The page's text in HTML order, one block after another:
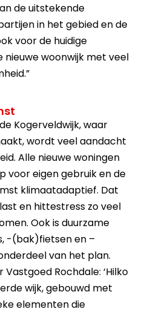
de uitstekende
in het gebied en de
voor de huidige
woonwijk met veel
Kogerveldwijk, waar
wordt veel aandacht
Alle nieuwe woningen
voor eigen gebruik en de
klimaatadaptief. Dat
en hittestress zo veel
Ook is duurzame
-(bak)fietsen en –
van het plan.
Rochdale: ‘Hilko
wijk, gebouwd met
elementen die